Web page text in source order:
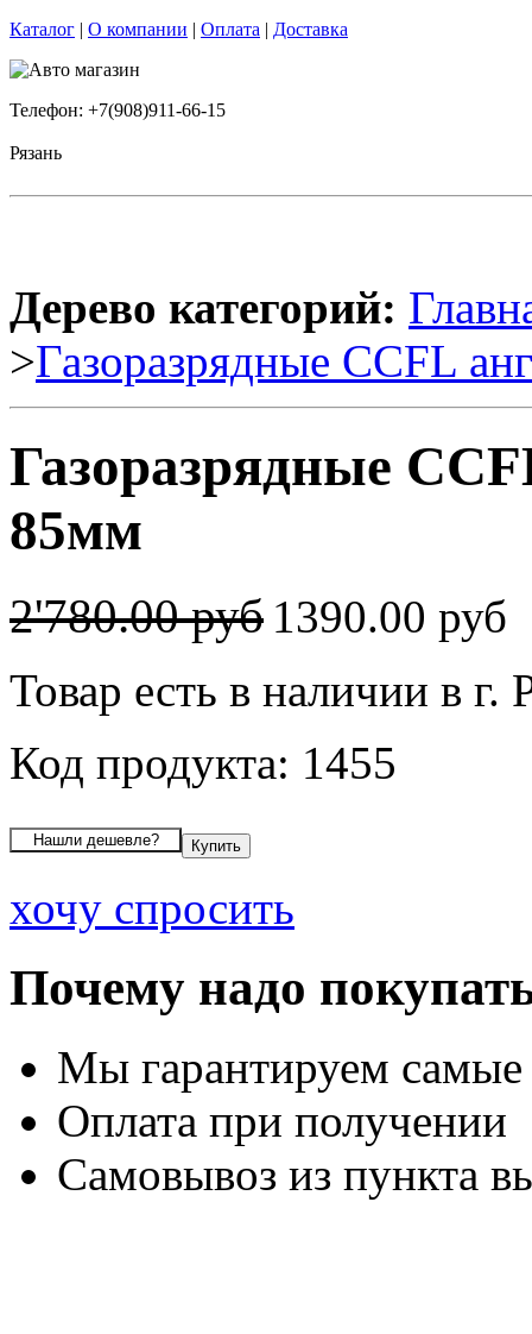
Каталог | О компании | Оплата | Доставка
Телефон: +7(908)911-66-15
Рязань
Дерево категорий:
>Газоразрядные CCFL
Газоразрядные
85мм
2'780.00 руб 1390.00 руб
Товар есть в наличии в г.
Код продукта: 1455
хочу спросить
Почему надо
Мы гарантируем
Оплата при получении
Самовывоз из пункта